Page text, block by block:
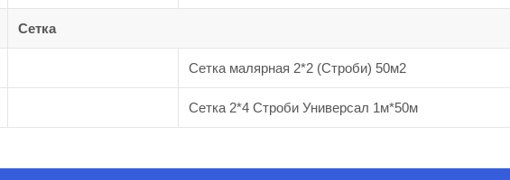
Сетка
Сетка малярная 2*2 (Строби) 50м2
Сетка 2*4 Строби Универсал 1м*50м